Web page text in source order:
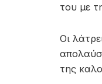
του με
Οι
της